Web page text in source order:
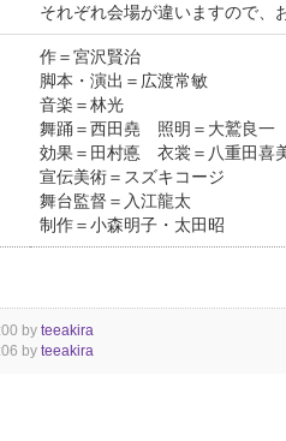
それぞれ会場が違いますので、
作＝宮沢賢治
脚本・演出＝広渡常敏
音楽＝林光
舞踊＝西田堯 照明＝大鷲良一
効果＝田村悳 衣裳＝八重田喜
宣伝美術＝スズキコージ
舞台監督＝入江龍太
制作＝小森明子・太田昭
by teeakira
by teeakira